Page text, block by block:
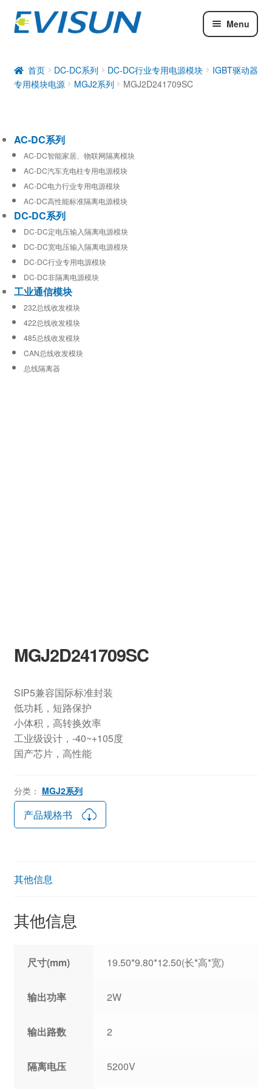
Menu
DC-DC系列
工业通信模块
首页 DC-DC系列 DC-DC行业专用电源模块
IGBT驱动器
专用模块电源
MGJ2系列 MGJ2D241709SC
MGJ2D241709SC
SIP5兼容国际标准封装
低功耗，短路保护
小体积，高转换效率
工业级设计，-40~+105度
国产芯片，高性能
分类： MGJ2系列
产品规格书
其他信息
其他信息
尺寸(mm) 19.50*9.80*12.50(长*高*宽)
输出功率 2W
输出路数 2
隔离电压 5200V
AC-DC系列
AC-DC智能家居、物联网隔离模块
AC-DC汽车充电柱专用电源模块
AC-DC电力行业专用电源模块
AC-DC高性能标准隔离电源模块
DC-DC系列
DC-DC定电压输入隔离电源模块
DC-DC宽电压输入隔离电源模块
DC-DC行业专用电源模块
DC-DC非隔离电源模块
工业通信模块
232总线收发模块
422总线收发模块
485总线收发模块
CAN总线收发模块
总线隔离器